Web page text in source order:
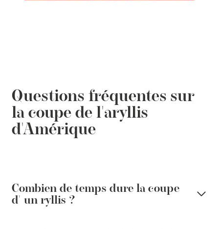
Questions fréquentes sur
la coupede l'aryllis
d'Amérique
Combien de temps dure la coupe
d' unryllis ?